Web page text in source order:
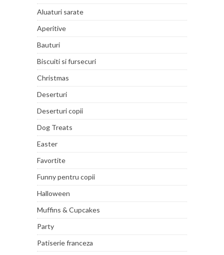
Aluaturi sarate
Aperitive
Bauturi
Biscuiti si fursecuri
Christmas
Deserturi
Deserturi copii
Dog Treats
Easter
Favortite
Funny pentru copii
Halloween
Muffins & Cupcakes
Party
Patiserie franceza